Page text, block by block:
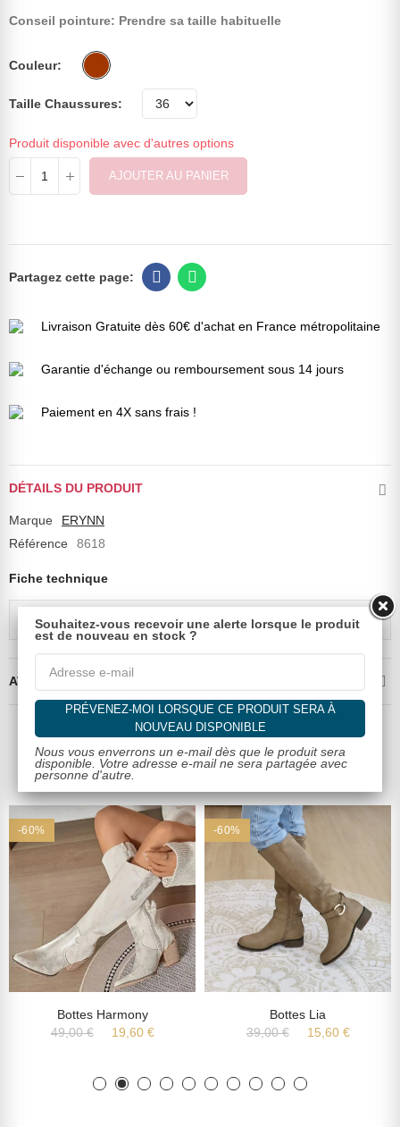
Conseil pointure: Prendre sa taille habituelle
Couleur
Taille Chaussures
Produit disponible avec d'autres options
AJOUTER AU PANIER
Livraison Gratuite dès 60€ d'achat en France métropolitaine
Garantie d'échange ou remboursement sous 14 jours
Paiement en 4X sans frais !
DÉTAILS DU PRODUIT
Marque
ERYNN
Référence
8618
Fiche technique
Composition PVC
AVIS CLIENTS VALIDÉS
Dans la même catégorie
-60%
Bottes Harmony
49,00 €
19,60 €
-60%
Bottes Lia
39,00 €
15,60 €
Souhaitez-vous recevoir une alerte lorsque le produit
est de nouveau en stock ?
PRÉVENEZ-MOI LORSQUE CE PRODUIT SERA À
NOUVEAU DISPONIBLE
Nous vous enverrons un e-mail dès que le produit sera
disponible. Votre adresse e-mail ne sera partagée avec
personne d'autre.